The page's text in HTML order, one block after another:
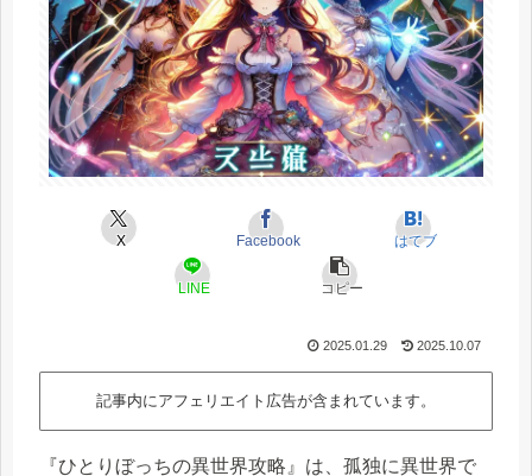
X Facebook はてブ
LINE コピー
2025.01.29 2025.10.07
記事内にアフェリエイト広告が含まれています。
『ひとりぼっちの異世界攻略』は、孤独に異世界で